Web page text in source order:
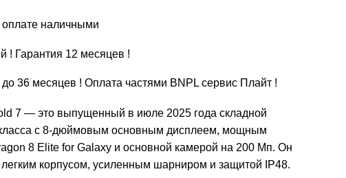
₽.
оплате наличными
! Гарантия 12 месяцев !
до 36 месяцев ! Оплата частями BNPL сервис Плайт !
7 — это выпущенный в июле 2025 года складной
с 8-дюймовым основным дисплеем, мощным
8 Elite for Galaxy и основной камерой на 200 Мп. Он
легким корпусом, усиленным шарниром и защитой IP48.